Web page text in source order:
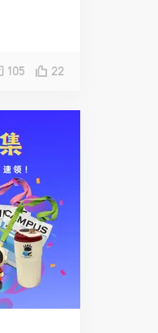
105 22